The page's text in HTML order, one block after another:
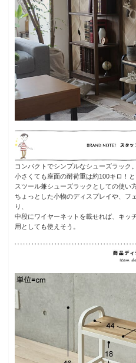
コンパクトでシンプルなシューズラック。
小さくても座面の耐荷重は約100キロ！
スツール兼シューズラックとしての使い
ちょっとした小物のディスプレイや、フ
り、
中段にワイヤーネットを載せれば、キッ
用としても使えそう。